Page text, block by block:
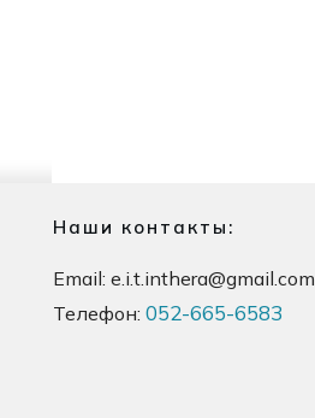
Наши контакты:
Email: e.i.t.inthera@gmail.com
Телефон: 052-665-6583